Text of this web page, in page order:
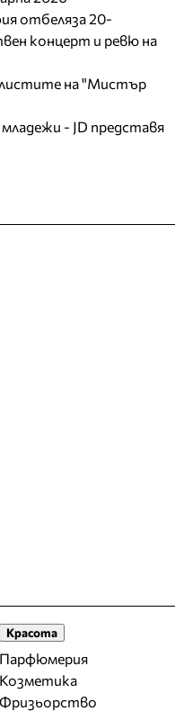
отбеляза 20-
концерт и ревю на
на "Мистър
младежи - JD представя
Красота
Парфюмерия
Козметика
Фризьорство